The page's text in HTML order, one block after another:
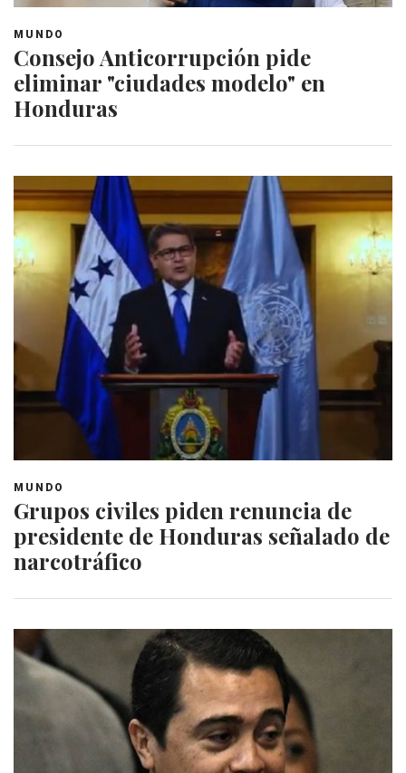
MUNDO
Consejo Anticorrupción pide
eliminar "ciudades modelo" en
Honduras
MUNDO
Grupos civiles piden renuncia de
presidente de Honduras señalado de
narcotráfico